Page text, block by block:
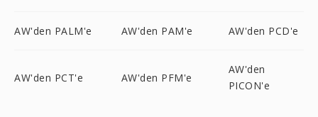
AW'den PALM'e AW'den PAM'e AW'den PCD'e
AW'den PCT'e AW'den PFM'e
AW'den
PICON'e